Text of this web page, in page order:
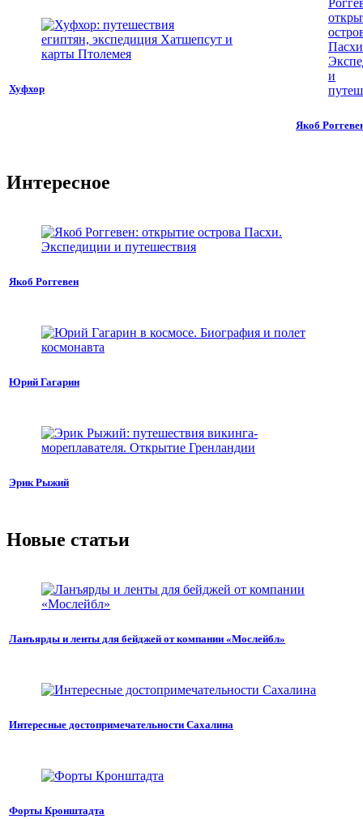
Хуфхор
Якоб
Интересное
Якоб Роггевен
Юрий Гагарин
Эрик Рыжий
Новые статьи
Ланъярды и ленты для бейджей от компании «Мослейбл»
Интересные достопримечательности Сахалина
Форты Кронштадта